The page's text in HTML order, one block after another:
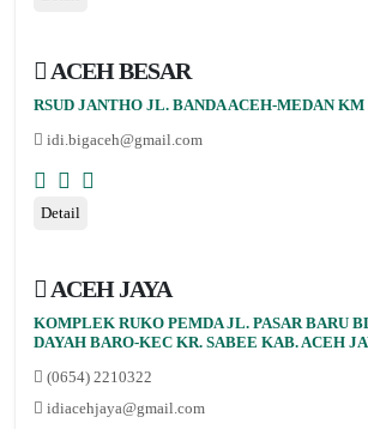
ACEH BESAR
RSUD JANTHO JL. BANDA ACEH-MEDAN KM
idi.bigaceh@gmail.com
Detail
ACEH JAYA
KOMPLEK RUKO PEMDA JL. PASAR BARU
DAYAH BARO-KEC KR. SABEE KAB. ACEH
(0654) 2210322
idiacehjaya@gmail.com